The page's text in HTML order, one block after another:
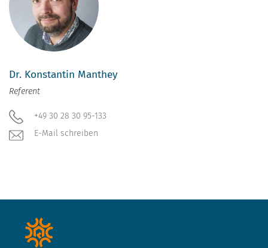
Dr. Konstantin Manthey
Referent
+49 30 28 30 95-133
E-Mail schreiben